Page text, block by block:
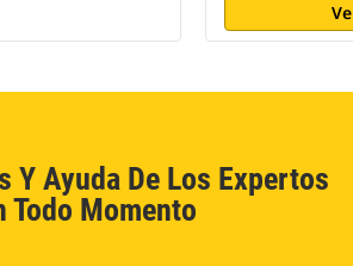
Y Ayuda De Los Expertos
Todo Momento